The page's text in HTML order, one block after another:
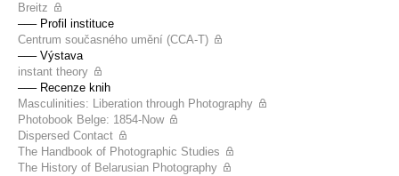
Breitz
––– Profil instituce
Centrum současného umění (CCA-T)
––– Výstava
instant theory
––– Recenze knih
Masculinities: Liberation through Photography
Photobook Belge: 1854-Now
Dispersed Contact
The Handbook of Photographic Studies
The History of Belarusian Photography